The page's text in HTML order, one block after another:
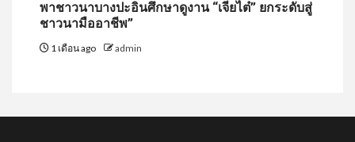
พาชาวนาบางปะอินศึกษาดูงาน “เจียไต๋” ยกระดับสู่
ชาวนามืออาชีพ”
1 เดือน ago admin